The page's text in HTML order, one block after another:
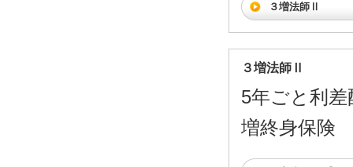
３増法師Ⅱ
３増法師Ⅱ
5年ごと利
増終身保険